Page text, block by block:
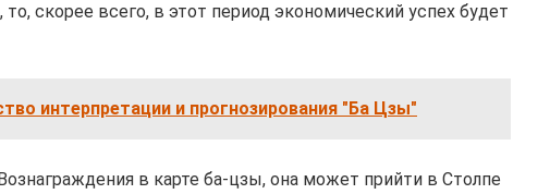
скорее всего, в этот период экономический успех будет
интерпретации и прогнозирования "Ба Цзы"
в карте ба-цзы, она может прийти в Столпе